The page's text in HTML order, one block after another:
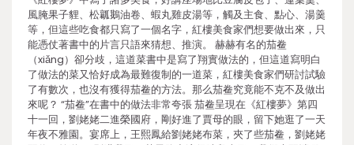
風腌果子貍、松瓤鵝油卷、蝦丸雞皮湯等，觸及主食、點心、湯羹
等，但這些吃食都只寫了一個名字，紅樓美食家們想要做出來，只
能憑仗著書中的片言只語來猜想、推演。 赫赫有名的茄鲞
（xiǎng）卻分歧，這道菜書中是寫了翔實做法的，但這道寫明白
了做法的菜又恰好成為最難復制的一道菜，紅樓美食家們研討試驗
了有數次，也沒有獲得茄鲞的方法。那么茄鲞究竟能不克不及做出
來呢？ “茄鲞”在書中的做法非常夸張 茄鲞呈現在《紅樓夢》第四
十一回，劉姥姥二進榮國府，剛好進了賈母的眼，留下她逛了一天
年夜不雅園。宴席上，王熙鳳給劉姥姥布菜，夾了些茄鲞，劉姥姥